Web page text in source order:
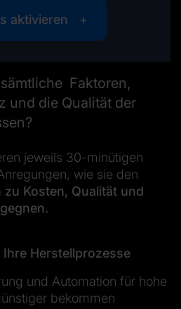
aktivieren
Faktoren,
und die Qualität der
jeweils 30-minütigen
wie sie den
Kosten, Qualität und
Herstellprozesse
und Automation für hohe
bekommen